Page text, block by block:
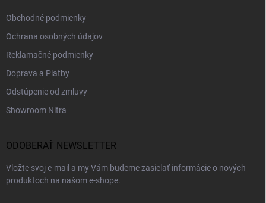
Obchodné podmienky
Ochrana osobných údajov
Reklamačné podmienky
Doprava a Platby
Odstúpenie od zmluvy
Showroom Nitra
ODOBERAŤ NEWSLETTER
Vložte svoj e-mail a my Vám budeme zasielať informácie o nových
produktoch na našom e-shope.